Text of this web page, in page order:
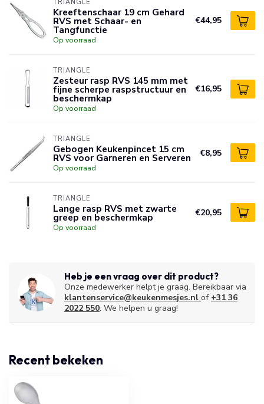
TRIANGLE
Kreeftenschaar 19 cm Gehard
RVS met Schaar- en
Tangfunctie
Op voorraad
€44,95
TRIANGLE
Zesteur rasp RVS 145 mm met
fijne scherpe raspstructuur en
beschermkap
Op voorraad
€16,95
TRIANGLE
Gebogen Keukenpincet 15 cm
RVS voor Garneren en Serveren
Op voorraad
€8,95
TRIANGLE
Lange rasp RVS met zwarte
greep en beschermkap
Op voorraad
€20,95
Heb je een vraag over dit product?
Onze medewerker helpt je graag. Bereikbaar via
klantenservice@keukenmesjes.nl of +31 36
2022 550. We helpen u graag!
Recent bekeken